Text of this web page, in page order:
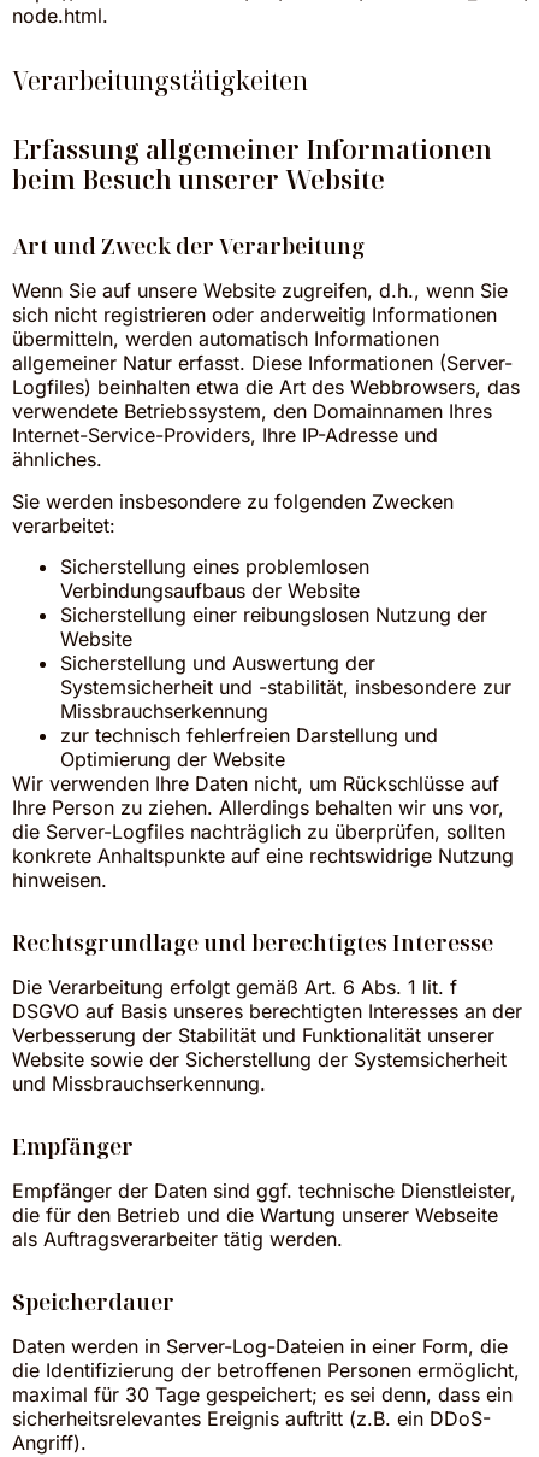
node.html.
Verarbeitungstätigkeiten
Erfassung allgemeiner Informationen
beim Besuch unserer Website
Art und Zweck der Verarbeitung
Wenn Sie auf unsere Website zugreifen, d.h., wenn Sie
sich nicht registrieren oder anderweitig Informationen
übermitteln, werden automatisch Informationen
allgemeiner Natur erfasst. Diese Informationen (Server-
Logfiles) beinhalten etwa die Art des Webbrowsers, das
verwendete Betriebssystem, den Domainnamen Ihres
Internet-Service-Providers, Ihre IP-Adresse und
ähnliches.
Sie werden insbesondere zu folgenden Zwecken
verarbeitet:
Sicherstellung eines problemlosen
Verbindungsaufbaus der Website
Sicherstellung einer reibungslosen Nutzung der
Website
Sicherstellung und Auswertung der
Systemsicherheit und -stabilität, insbesondere zur
Missbrauchserkennung
zur technisch fehlerfreien Darstellung und
Optimierung der Website
Wir verwenden Ihre Daten nicht, um Rückschlüsse auf
Ihre Person zu ziehen. Allerdings behalten wir uns vor,
die Server-Logfiles nachträglich zu überprüfen, sollten
konkrete Anhaltspunkte auf eine rechtswidrige Nutzung
hinweisen.
Rechtsgrundlage und berechtigtes Interesse
Die Verarbeitung erfolgt gemäß Art. 6 Abs. 1 lit. f
DSGVO auf Basis unseres berechtigten Interesses an der
Verbesserung der Stabilität und Funktionalität unserer
Website sowie der Sicherstellung der Systemsicherheit
und Missbrauchserkennung.
Empfänger
Empfänger der Daten sind ggf. technische Dienstleister,
die für den Betrieb und die Wartung unserer Webseite
als Auftragsverarbeiter tätig werden.
Speicherdauer
Daten werden in Server-Log-Dateien in einer Form, die
die Identifizierung der betroffenen Personen ermöglicht,
maximal für 30 Tage gespeichert; es sei denn, dass ein
sicherheitsrelevantes Ereignis auftritt (z.B. ein DDoS-
Angriff).